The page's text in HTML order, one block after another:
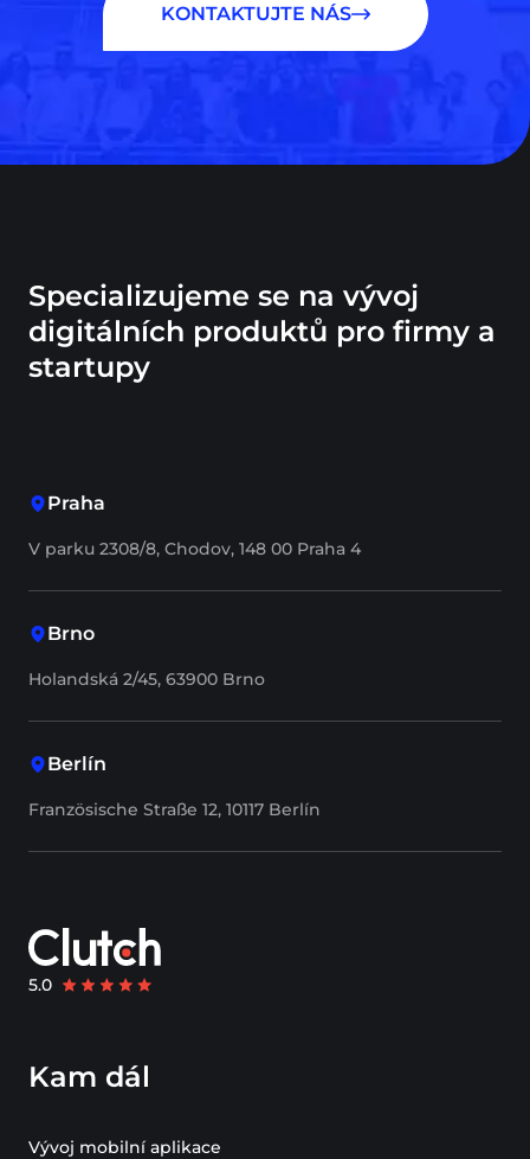
KONTAKTUJTE NÁS
Specializujeme se na vývoj
digitálních produktů pro firmy a
startupy
Praha
V parku 2308/8, Chodov, 148 00 Praha 4
Brno
Holandská 2/45, 63900 Brno
Berlín
Französische Straße 12, 10117 Berlín
Kam dál
Vývoj mobilní aplikace